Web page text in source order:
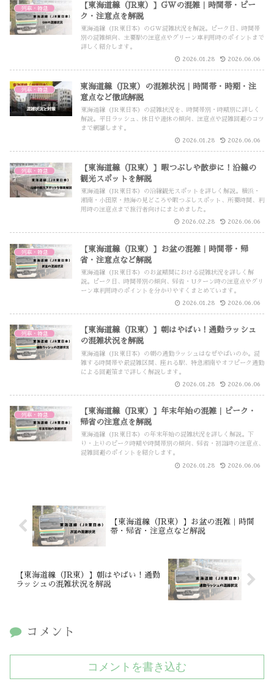
列車・特急
【東海道線（JR東）】GWの混雑｜時間帯・ピー
ク・注意点を解説
東海道線（JR東日本）のGW混雑状況を解説。ピーク日、時間帯
別の混雑傾向、主要駅の注意点やグリーン車利用時のポイントまで
詳しく紹介します。
2026.01.28 2026.06.06
列車・特急
東海道線（JR東）の混雑状況｜時間帯・時期・注
意点など徹底解説
東海道線（JR東日本）の混雑状況を、時間帯別・時期別に詳しく
解説。平日ラッシュ、休日や連休の傾向、注意点や混雑回避のコツ
まで網羅します。
2026.01.28 2026.06.06
列車・特急
【東海道線（JR東）】暇つぶしや散歩に！沿線の
観光スポットを解説
東海道線（JR東日本）の沿線観光スポットを詳しく解説。横浜・
湘南・小田原・熱海の見どころや暇つぶしスポット、所要時間、利
用時の注意点まで旅行者向けにまとめました。
2026.02.28 2026.06.06
列車・特急
【東海道線（JR東）】お盆の混雑｜時間帯・帰
省・注意点など解説
東海道線（JR東日本）のお盆期間における混雑状況を詳しく解
説。ピーク日、時間帯別の傾向、帰省・Uターン時の注意点やグリ
ーン車利用時のポイントを分かりやすくまとめています。
2026.01.28 2026.06.06
列車・特急
【東海道線（JR東）】朝はやばい！通勤ラッシュ
の混雑状況を解説
東海道線（JR東日本）の朝の通勤ラッシュはなぜやばいのか。混
雑する時間帯や最混雑区間、座れる駅、特急湘南やオフピーク通勤
による回避策まで詳しく解説します。
2026.01.28 2026.06.06
列車・特急
【東海道線（JR東）】年末年始の混雑｜ピーク・
帰省の注意点を解説
東海道線（JR東日本）の年末年始の混雑状況を詳しく解説。下
り・上りのピーク時期や時間帯別の傾向、帰省・初詣時の注意点、
混雑回避のポイントを紹介します。
2026.01.28 2026.06.06
【東海道線（JR東）】お盆の混雑｜時間
帯・帰省・注意点など解説
【東海道線（JR東）】朝はやばい！通勤
ラッシュの混雑状況を解説
コメント
コメントを書き込む